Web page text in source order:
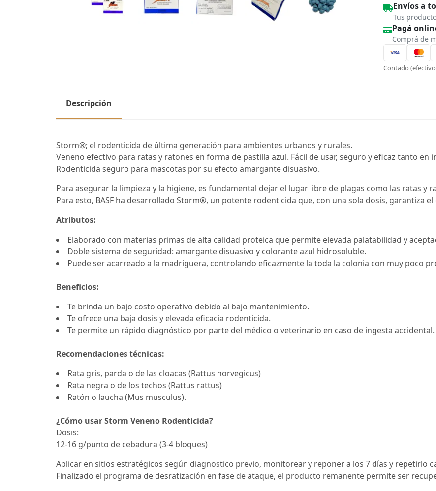
Envíos a
Tus
Pagá
Comprá de
Contado
Descripción
Storm®; el rodenticida de última generación para ambientes urbanos y rurales.
Veneno efectivo para ratas y ratones en forma de pastilla azul. Fácil de usar, seguro y eficaz tanto
Rodenticida seguro para mascotas por su efecto amargante disuasivo.
Para asegurar la limpieza y la higiene, es fundamental dejar el lugar libre de plagas como las ratas y
Para esto, BASF ha desarrollado Storm®, un potente rodenticida que, con una sola dosis, garantiza
Atributos:
Elaborado con materias primas de alta calidad proteica que permite elevada palatabilidad y
Doble sistema de seguridad: amargante disuasivo y colorante azul hidrosoluble.
Puede ser acarreado a la madriguera, controlando eficazmente la toda la colonia con muy poco
Beneficios:
Te brinda un bajo costo operativo debido al bajo mantenimiento.
Te ofrece una baja dosis y elevada eficacia rodenticida.
Te permite un rápido diagnóstico por parte del médico o veterinario en caso de ingesta accidental.
Recomendaciones técnicas:
Rata gris, parda o de las cloacas (Rattus norvegicus)
Rata negra o de los techos (Rattus rattus)
Ratón o laucha (Mus musculus).
¿Cómo usar Storm Veneno Rodenticida?
Dosis:
12-16 g/punto de cebadura (3-4 bloques)
Aplicar en sitios estratégicos según diagnostico previo, monitorear y reponer a los 7 días y repetirlo
Finalizado el programa de desratización en fase de ataque, el producto remanente permite ser